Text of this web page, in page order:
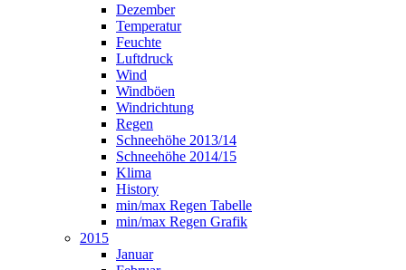
Dezember
Temperatur
Feuchte
Luftdruck
Wind
Windböen
Windrichtung
Regen
Schneehöhe 2013/14
Schneehöhe 2014/15
Klima
History
min/max Regen Tabelle
min/max Regen Grafik
2015
Januar